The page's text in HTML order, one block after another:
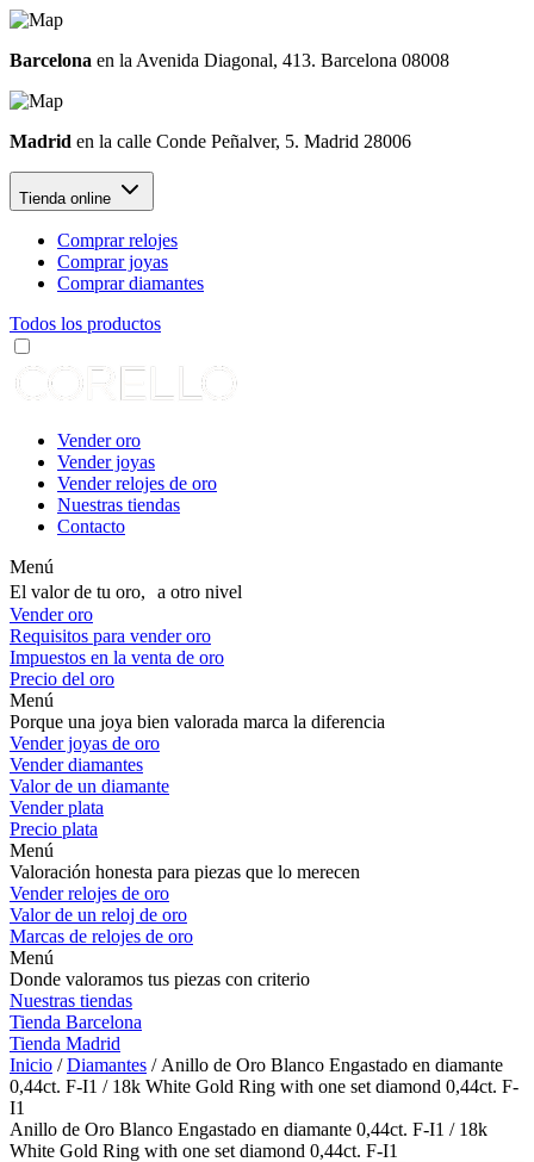
Barcelona en la Avenida Diagonal, 413. Barcelona 08008
Madrid en la calle Conde Peñalver, 5. Madrid 28006
Tienda online
Comprar relojes
Comprar joyas
Comprar diamantes
Todos los productos
Vender oro
Vender joyas
Vender relojes de oro
Nuestras tiendas
Contacto
Menú
El valor de tu oro, a otro nivel
Vender oro
Requisitos para vender oro
Impuestos en la venta de oro
Precio del oro
Menú
Porque una joya bien valorada marca la diferencia
Vender joyas de oro
Vender diamantes
Valor de un diamante
Vender plata
Precio plata
Menú
Valoración honesta para piezas que lo merecen
Vender relojes de oro
Valor de un reloj de oro
Marcas de relojes de oro
Menú
Donde valoramos tus piezas con criterio
Nuestras tiendas
Tienda Barcelona
Tienda Madrid
Inicio /Diamantes / Anillo de Oro Blanco Engastado en diamante
0,44ct. F-I1 / 18k White Gold Ring with one set diamond 0,44ct. F-
I1
Anillo de Oro Blanco Engastado en diamante 0,44ct. F-I1 / 18k
White Gold Ring with one set diamond 0,44ct. F-I1